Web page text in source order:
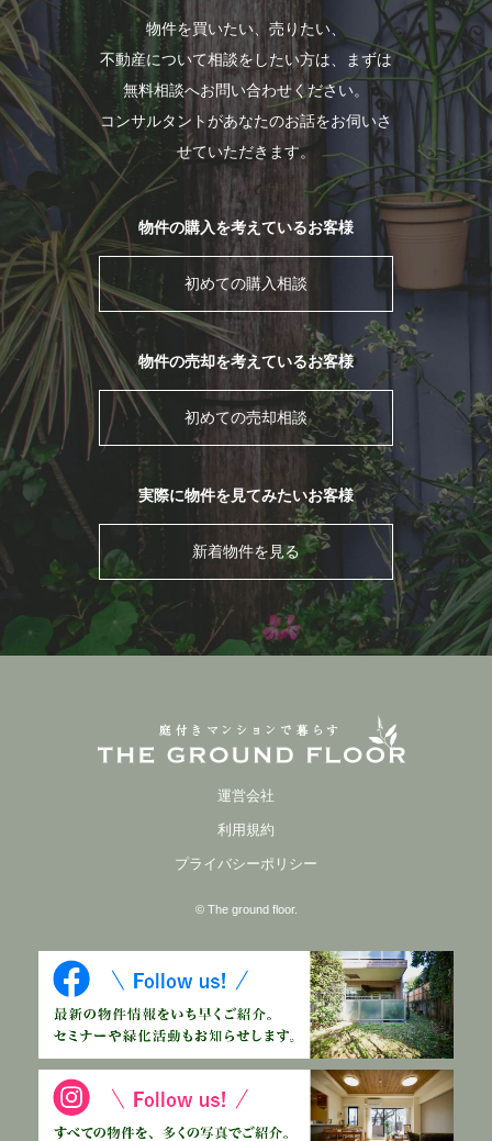
物件を買いたい、売りたい、
不動産について相談をしたい方は、まずは
無料相談へお問い合わせください。
コンサルタントがあなたのお話をお伺いさ
せていただきます。
物件の購入を考えているお客様
初めての購入相談
物件の売却を考えているお客様
初めての売却相談
実際に物件を見てみたいお客様
新着物件を見る
運営会社
利用規約
プライバシーポリシー
© The ground floor.